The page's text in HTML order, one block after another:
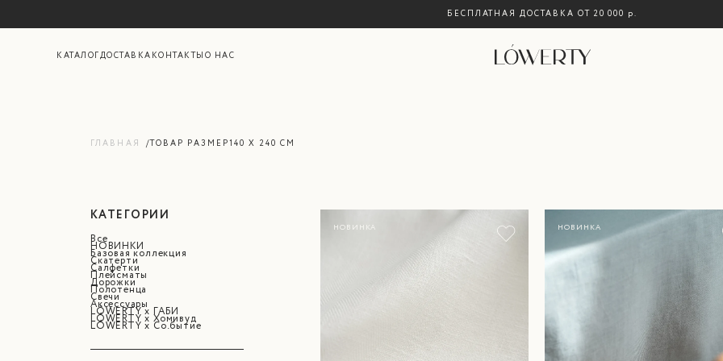
БЕСПЛАТНАЯ ДОСТАВКА ОТ 20 000 р.
КАТАЛОГДОСТАВКА КОНТАКТЫ О НАС
ГЛАВНАЯ ТОВАР РАЗМЕР140 Х 240 СМ
КАТЕГОРИИ
Все
НОВИНКИ
Базовая коллекция
Скатерти
Салфетки
Плейсматы
Дорожки
Полотенца
Свечи
Аксессуары
LÓWERTY x ГАБИ
LÓWERTY x Хомивуд
LÓWERTY х Со.бытие
НОВИНКА НОВИНКА